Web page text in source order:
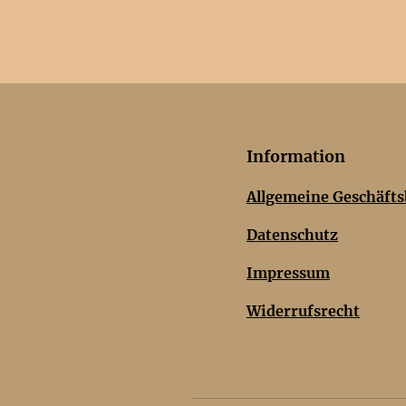
Information
Allgemeine
Datenschutz
Impressum
Widerrufsrecht